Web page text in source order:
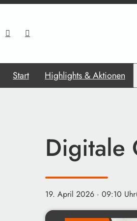
Start Highlights & Aktionen
Digitale
19. April 2026 · 09:10 Uhr